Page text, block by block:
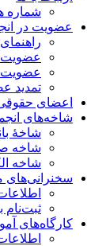
شماره
عضویت در
عضویت
عضویت
تمدید
اعضای حقوقی
شاخه‌های
شاخۀ
شاخه
شاخه‌
سخنرانی‌های
اطلاعات
ثبت‌نام
کارگاه‌های
اطلاعات